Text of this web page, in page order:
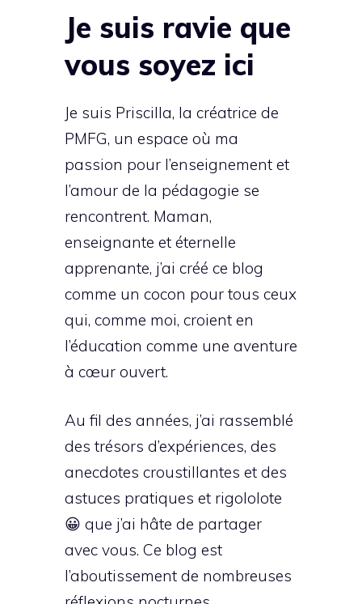
Je suis ravie que
vous soyez ici
Je suis Priscilla, la créatrice de
PMFG, un espace où ma
passion pour l’enseignement et
l’amour de la pédagogie se
rencontrent. Maman,
enseignante et éternelle
apprenante, j’ai créé ce blog
comme un cocon pour tous ceux
qui, comme moi, croient en
l’éducation comme une aventure
à cœur ouvert.
Au fil des années, j’ai rassemblé
des trésors d’expériences, des
anecdotes croustillantes et des
astuces pratiques et rigololote
😀 que j’ai hâte de partager
avec vous. Ce blog est
l’aboutissement de nombreuses